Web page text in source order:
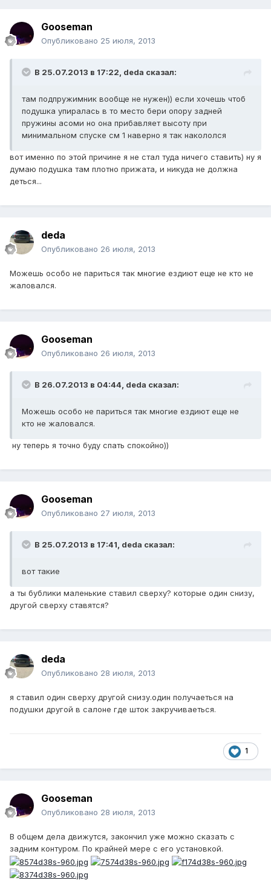
Gooseman
Опубликовано 25 июля, 2013
В 25.07.2013 в 17:22, deda сказал:
там подпружимник вообще не нужен)) если хочешь чтоб
подушка упиралась в то место бери опору задней
пружины асоми но она прибавляет высоту при
минимальном спуске см 1 наверно я так накололся
вот именно по этой причине я не стал туда ничего ставить) ну я
думаю подушка там плотно прижата, и никуда не должна
деться...
deda
Опубликовано 26 июля, 2013
Можешь особо не париться так многие ездиют еще не кто не
жаловался.
Gooseman
Опубликовано 26 июля, 2013
В 26.07.2013 в 04:44, deda сказал:
Можешь особо не париться так многие ездиют еще не
кто не жаловался.
ну теперь я точно буду спать спокойно))
Gooseman
Опубликовано 27 июля, 2013
В 25.07.2013 в 17:41, deda сказал:
вот такие
а ты бублики маленькие ставил сверху? которые один снизу,
другой сверху ставятся?
deda
Опубликовано 28 июля, 2013
я ставил один сверху другой снизу.один получаеться на
подушки другой в салоне где шток закручиваеться.
1
Gooseman
Опубликовано 28 июля, 2013
В общем дела движутся, закончил уже можно сказать с
задним контуром. По крайней мере с его установкой.